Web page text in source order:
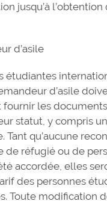
jusqu’à
d’asile
étudiantes
d’asile
fournir les
statut, y compris
Tant qu’aucune
de réfugié ou de
accordée, elles
des personnes
Toute modification